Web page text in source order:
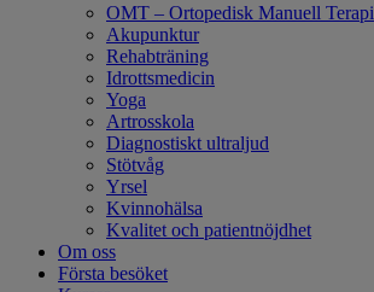
OMT – Ortopedisk Manuell Terapi
Akupunktur
Rehabträning
Idrottsmedicin
Yoga
Artrosskola
Diagnostiskt ultraljud
Stötvåg
Yrsel
Kvinnohälsa
Kvalitet och patientnöjdhet
Om oss
Första besöket